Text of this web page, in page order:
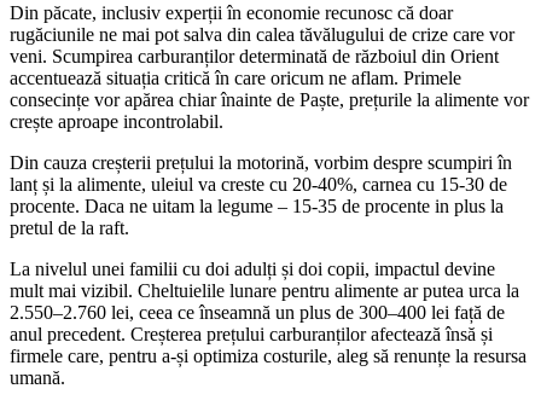
Din păcate, inclusiv experții în economie recunosc că doar
rugăciunile ne mai pot salva din calea tăvălugului de crize care vor
veni. Scumpirea carburanților determinată de războiul din Orient
accentuează situația critică în care oricum ne aflam. Primele
consecințe vor apărea chiar înainte de Paște, prețurile la alimente vor
crește aproape incontrolabil.
Din cauza creșterii prețului la motorină, vorbim despre scumpiri în
lanț și la alimente, uleiul va creste cu 20-40%, carnea cu 15-30 de
procente. Daca ne uitam la legume – 15-35 de procente in plus la
pretul de la raft.
La nivelul unei familii cu doi adulți și doi copii, impactul devine
mult mai vizibil. Cheltuielile lunare pentru alimente ar putea urca la
2.550–2.760 lei, ceea ce înseamnă un plus de 300–400 lei față de
anul precedent. Creșterea prețului carburanților afectează însă și
firmele care, pentru a-și optimiza costurile, aleg să renunțe la resursa
umană.